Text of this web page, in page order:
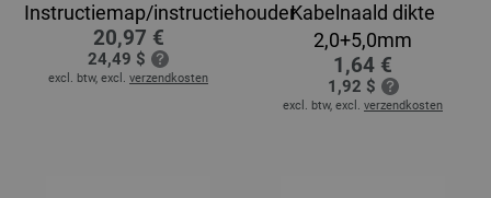
Instructiemap/instructiehouder
20,97 €
24,49 $
excl. btw, excl. verzendkosten
Kabelnaald dikte
2,0+5,0mm
1,64 €
1,92 $
excl. btw, excl. verzendkosten